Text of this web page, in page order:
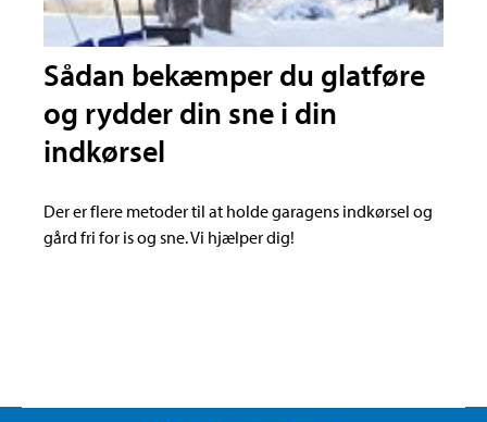
Sådan bekæmper du glatføre
og rydder din sne i din
indkørsel
Der er flere metoder til at holde garagens indkørsel og
gård fri for is og sne. Vi hjælper dig!